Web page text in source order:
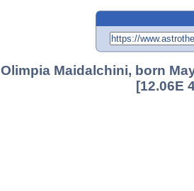
Olimpia Maidalchini, born
[12.06E